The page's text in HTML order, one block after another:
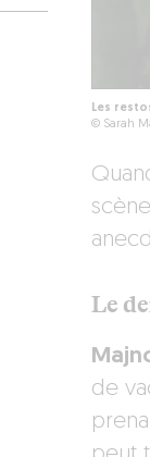
Les
© Sarah
Le
de